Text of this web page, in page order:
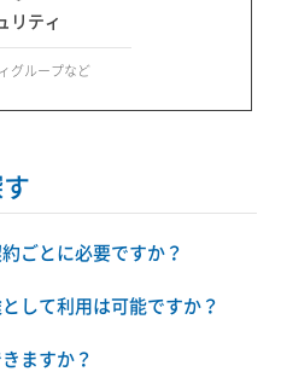
リティ
グループなど
ごとに必要ですか？
して利用は可能ですか？
ますか？